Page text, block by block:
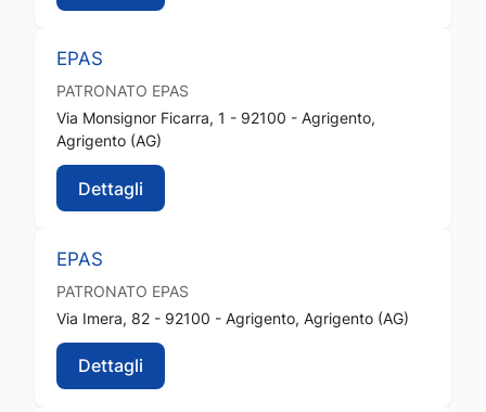
EPAS
PATRONATO EPAS
Via Monsignor Ficarra, 1 - 92100 - Agrigento,
Agrigento (AG)
Dettagli
EPAS
PATRONATO EPAS
Via Imera, 82 - 92100 - Agrigento, Agrigento (AG)
Dettagli